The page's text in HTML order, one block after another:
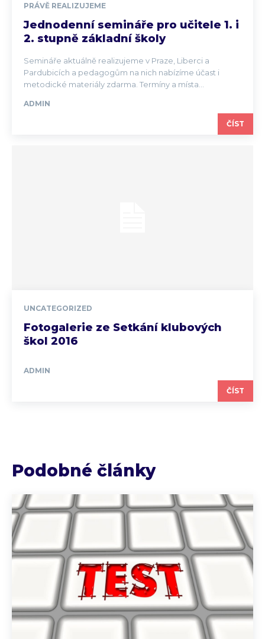
PRÁVĚ REALIZUJEME
Jednodenní semináře pro učitele 1. i
2. stupně základní školy
Semináře aktuálně realizujeme v Praze, Liberci a
Pardubicích a pedagogům na nich nabízíme účast i
metodické materiály zdarma. Termíny a místa...
ADMIN
ČÍST
UNCATEGORIZED
Fotogalerie ze Setkání klubových
škol 2016
ADMIN
ČÍST
Podobné články